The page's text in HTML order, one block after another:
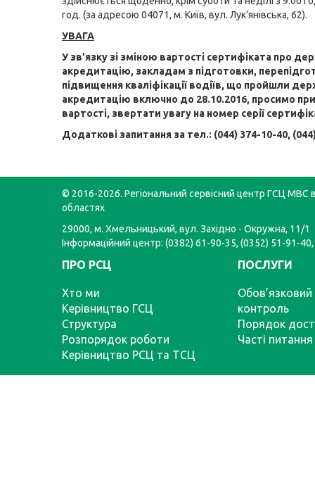
год. (за адресою 04071, м. Київ, вул. Лук’янівська, 62).
УВАГА
У зв’язку зі зміною вартості сертифіката про
акредитацію, закладам з підготовки,
підвищення кваліфікації водіїв, що пройшли
акредитацію включно до 28.10.2016, просимо при
вартості, звертати увагу на номер серії
Додаткові запитання за тел.: (044) 374-10-40,
© 2016-2026. Регіональний сервісний центр ГСЦ МВС
областях
29000, м. Хмельницький, вул. Західно - Окружна, 11/1
Інформаційний центр: (0382) 61-90-35, (0352) 51-91-
ПРО РСЦ
Хто ми
Керівництво ГСЦ
Структура
Розпорядок роботи
Керівництво РСЦ та ТСЦ
ПОСЛУГИ
Обов’язковий
контроль
Порядок
Часті питання